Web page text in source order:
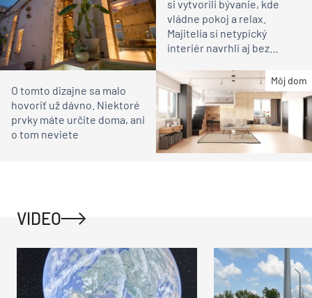
si vytvorili bývanie, kde
vládne pokoj a relax.
Majitelia si netypický
interiér navrhli aj bez
Môj dom
O tomto dizajne sa malo
hovoriť už dávno. Niektoré
prvky máte určite doma, ani
o tom neviete
VIDEO